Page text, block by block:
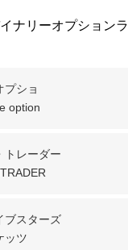
ナリーオプションラ
プショ
option
トレーダー
ブスターズ
ッツ